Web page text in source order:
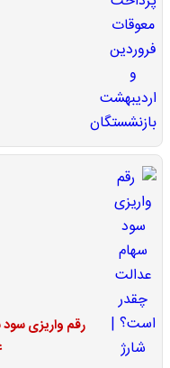
رقم واریزی